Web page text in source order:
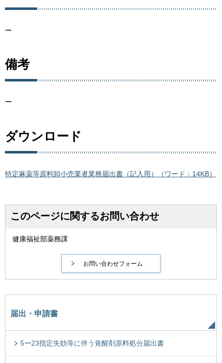
ー
備考
ー
ダウンロード
特定麻薬等原料卸小売業者業務届出書（記入用）（ワード：14KB）
このページに関するお問い合わせ
健康福祉部薬務課
届出・申請書
5ー23指定失効等に伴う覚醒剤原料処分届出書